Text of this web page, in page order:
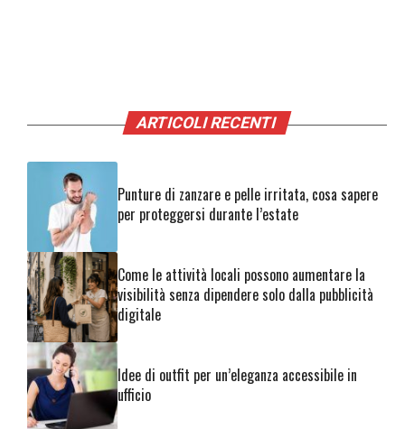
ARTICOLI RECENTI
Punture di zanzare e pelle irritata, cosa sapere
per proteggersi durante l’estate
Come le attività locali possono aumentare la
visibilità senza dipendere solo dalla pubblicità
digitale
Idee di outfit per un’eleganza accessibile in
ufficio